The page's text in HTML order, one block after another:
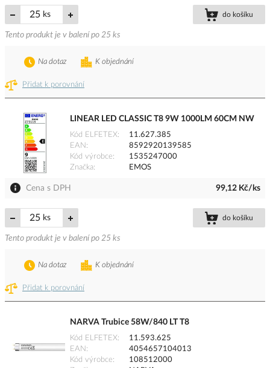
ks do košíku
Tento produkt je v balení po 25 ks
Přidat k porovnání
K objednání
Na dotaz
LINEAR LED CLASSIC T8 9W 1000LM 60CM NW
Kód ELFETEX
11.627.385
EAN
8592920139585
Kód výrobce
1535247000
Značka
EMOS
Cena s DPH 99,12 Kč/ks
ks do košíku
Tento produkt je v balení po 25 ks
Přidat k porovnání
K objednání
Na dotaz
NARVA Trubice 58W/840 LT T8
Kód ELFETEX
11.593.625
EAN
4054657104013
Kód výrobce
108512000